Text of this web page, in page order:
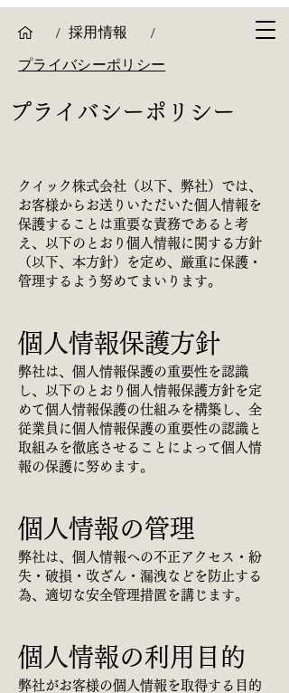
/ 採用情報
/
プライバシーポリシー
プライバシーポリシー
クイック株式会社（以下、弊社）では、
お客様からお送りいただいた個人情報を
保護することは重要な責務であると考
え、以下のとおり個人情報に関する方針
（以下、本方針）を定め、厳重に保護・
管理するよう努めてまいります。
個人情報保護方針
弊社は、個人情報保護の重要性を認識
し、以下のとおり個人情報保護方針を定
めて個人情報保護の仕組みを構築し、全
従業員に個人情報保護の重要性の認識と
取組みを徹底させることによって個人情
報の保護に努めます。
個人情報の管理
弊社は、個人情報への不正アクセス・紛
失・破損・改ざん・漏洩などを防止する
為、適切な安全管理措置を講じます。
個人情報の利用目的
弊社がお客様の個人情報を取得する目的